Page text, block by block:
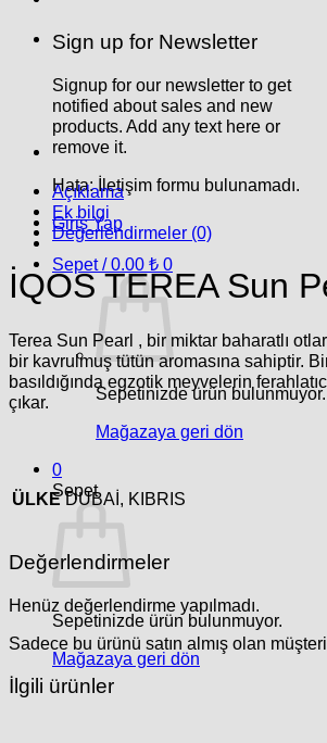
Sign up for Newsletter
Signup for our newsletter to get
notified about sales and new
products. Add any text here or
remove it.
Hata:İletişim formu bulunamadı.
Giriş Yap
Sepet /0.00 ₺ 0
Sepetinizde ürün bulunmuyor.
Mağazaya geri dön
0
Sepet
Sepetinizde ürün bulunmuyor.
Mağazaya geri dön
Açıklama
Ek bilgi
Değerlendirmeler (0)
İQOS TEREA Sun
Terea Sun Pearl , bir miktar baharatlı
bir kavrulmuş tütün aromasına sahiptir.
basıldığında egzotik meyvelerin
çıkar.
ÜLKE DUBAİ, KIBRIS
Değerlendirmeler
Henüz değerlendirme yapılmadı.
Sadece bu ürünü satın almış olan
İlgili ürünler